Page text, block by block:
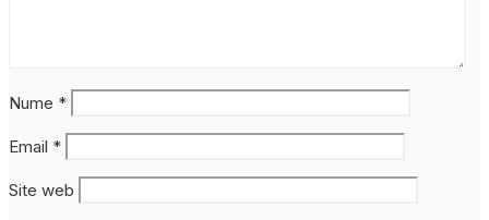
Nume *
Email *
Site web